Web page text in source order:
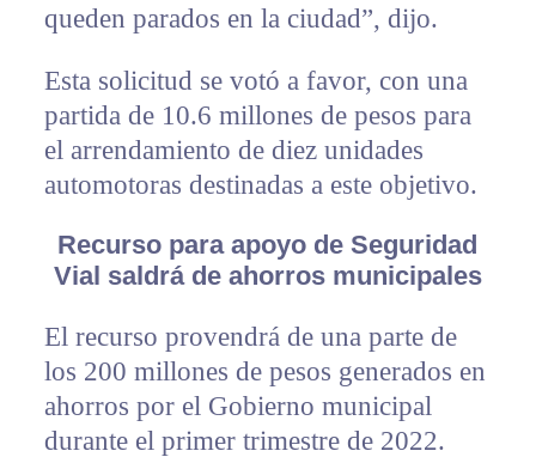
queden parados en la ciudad”, dijo.
Esta solicitud se votó a favor, con una
partida de 10.6 millones de pesos para
el arrendamiento de diez unidades
automotoras destinadas a este objetivo.
Recurso para apoyo de Seguridad
Vial saldrá de ahorros municipales
El recurso provendrá de una parte de
los 200 millones de pesos generados en
ahorros por el Gobierno municipal
durante el primer trimestre de 2022.